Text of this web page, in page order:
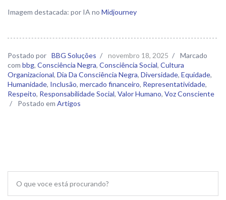
Imagem destacada: por IA no Midjourney
Postado por BBG Soluções / novembro 18, 2025 /
Marcado
com bbg, Consciência Negra, Consciência Social, Cultura
Organizacional, Dia Da Consciência Negra, Diversidade, Equidade,
Humanidade, Inclusão, mercado financeiro, Representatividade,
Respeito, Responsabilidade Social, Valor Humano, Voz Consciente
/
Postado em Artigos